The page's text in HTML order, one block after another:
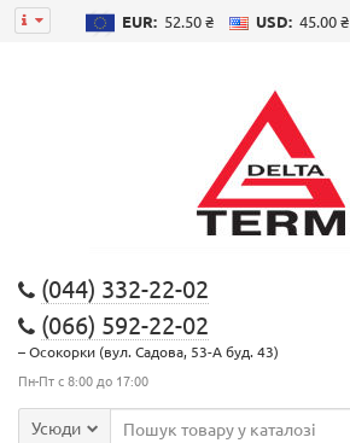
EUR: 52.50 ₴ USD: 45.00 ₴
(044) 332-22-02
(066) 592-22-02
– Осокорки (вул. Садова, 53-А буд. 43)
Пн-Пт с 8:00 до 17:00
Усюди